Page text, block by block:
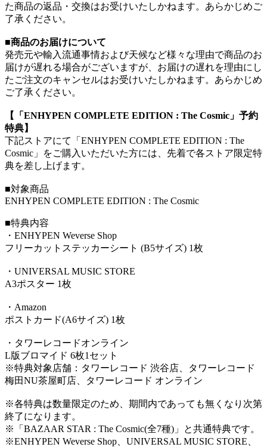
た商品の返品・交換はお受けいたしかねます。あらかじめご
了承ください。
■商品のお届けについて
発売元や輸入流通事情および天候など様々な理由で商品のお
届けが遅れる場合がございますが、お届けの遅れを理由にし
たご注文のキャンセルはお受けいたしかねます。あらかじめ
ご了承ください。
【「ENHYPEN COMPLETE EDITION : The Cosmic」予約
特典】
下記ストアにて「ENHYPEN COMPLETE EDITION : The
Cosmic」をご購入いただいた方には、先着で各ストア限定特
典を差し上げます。
■対象商品
ENHYPEN COMPLETE EDITION : The Cosmic
■特典内容
・ENHYPEN Weverse Shop
フリーカットステッカーシート (B5サイズ) 1枚
・UNIVERSAL MUSIC STORE
A3ポスター 1枚
・Amazon
ポストカード(A6サイズ) 1枚
・タワーレコードオンライン
L版ブロマイド 6枚1セット
※特典対象店舗：タワーレコード 渋谷店、タワーレコード
梅田NU茶屋町店、タワーレコード オンライン
※各特典は数量限定のため、期間内であっても無くなり次第
終了になります。
※「BAZAAR STAR : The Cosmic(全7種)」と共通特典です。
※ENHYPEN Weverse Shop、UNIVERSAL MUSIC STORE、